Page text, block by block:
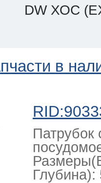
DW ХОС
в
Патрубок
Глубина):